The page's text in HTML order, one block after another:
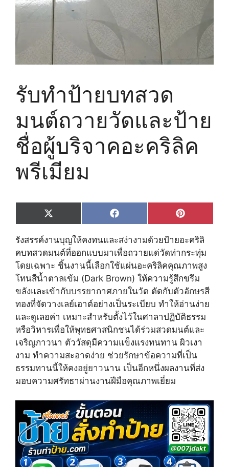
รับทำป้ายบทสวด
มนต์ถวายวัดและป้าย
ชื่อผู้บริจาคอะคริลิค
พรีเมียม
Share
on
X
(
w
i
t
e
r
)
Share
on
F
a
e
b
o
o
k
Share
on
P
i
t
e
e
s
t
รังสรรค์งานบุญให้คงทนและสง่างามด้วยป้ายอะคริลิ
คบทสวดมนต์ที่ออกแบบมาเพื่อถวายแด่วัดท่ากระทุ่ม
โดยเฉพาะ ชิ้นงานนี้เลือกใช้แผ่นอะคริลิคคุณภาพสูง
โทนสีน้ำตาลเข้ม (Dark Brown) ให้ความรู้สึกขรึม
ขลังและเข้ากับบรรยากาศภายในวัด ตัดกับตัวอักษรสี
ทองที่จัดวางเลย์เอาต์อย่างเป็นระเบียบ ทำให้อ่านง่าย
และดูเลอค่า เหมาะสำหรับตั้งไว้ในศาลาปฏิบัติธรรม
หรือวิหารเพื่อให้พุทธศาสนิกชนได้ร่วมสวดมนต์และ
เจริญภาวนา ตัววัสดุมีความแข็งแรงทนทาน ผิวเงา
งาม ทำความสะอาดง่าย ช่วยรักษาข้อความที่เป็น
ธรรมทานนี้ให้คงอยู่ยาวนาน เป็นอีกหนึ่งผลงานที่ส่ง
มอบความศรัทธาผ่านงานฝีมือคุณภาพเยี่ยม